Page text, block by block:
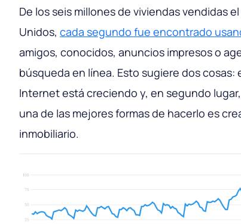
De los seis millones de viviendas vendidas
Unidos, cada segundo fue encontrado
amigos, conocidos, anuncios impresos o
búsqueda en línea. Esto sugiere dos cosas:
Internet está creciendo y, en segundo
una de las mejores formas de hacerlo es
inmobiliario.